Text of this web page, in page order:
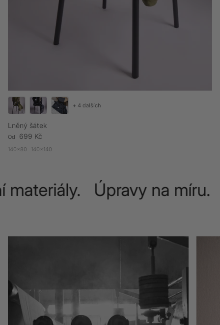
Lněný šátek
Běžná cena
Od 699 Kč
140x80 140x140
+ 4 dalších
Úpravy na míru.